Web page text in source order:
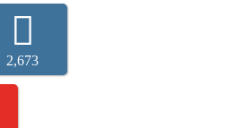
2,673